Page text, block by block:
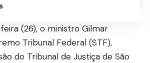
(26), o ministro Gilmar
Tribunal Federal (STF),
do Tribunal de Justiça de São